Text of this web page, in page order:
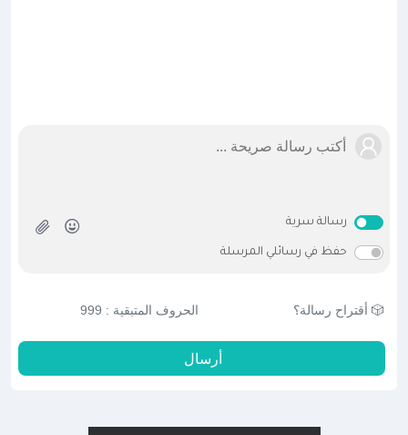
رسالة سرية
حفظ في رسائلي المرسلة
🎲 أقتراح رسالة؟ الحروف المتبقية : 999
أرسال